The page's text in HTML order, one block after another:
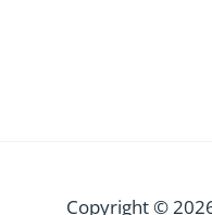
Copyright ©